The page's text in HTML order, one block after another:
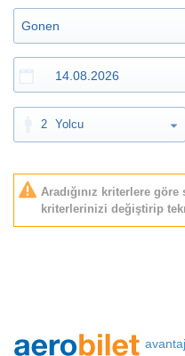
2 Yolcu
Aradığınız kriterlere
kriterlerinizi değiştirip